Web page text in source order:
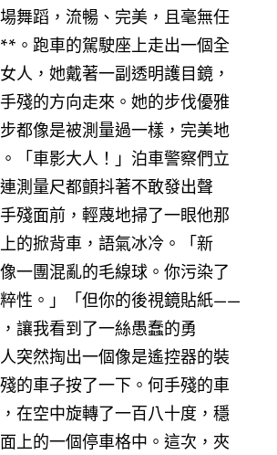
舞蹈，流暢、完美，且毫無任
。跑車的駕駛座上走出一個全
人，她戴著一副透明護目鏡，
殘的方向走來。她的步伐優雅
都像是被測量過一樣，完美地
「車影大人！」泊車警察們立
測量尺都顫抖著不敢發出聲
殘面前，輕蔑地掃了一眼他那
的掀背車，語氣冰冷。「新
一團混亂的毛線球。你污染了
性。」「但你的後視鏡貼紙——
讓我看到了一絲愚蠢的勇
突然掏出一個像是遙控器的裝
的車子按了一下。何手殘的車
在空中旋轉了一百八十度，穩
上的一個停車格中。這次，夾